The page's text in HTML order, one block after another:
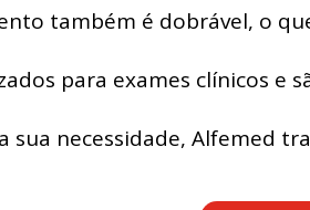
também é dobrável, o
para exames clínicos e
sua necessidade, Alfemed